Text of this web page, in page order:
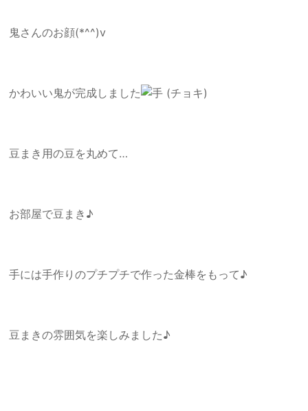
鬼さんのお顔(*^^)v
かわいい鬼が完成しました
豆まき用の豆を丸めて…
お部屋で豆まき♪
手には手作りのプチプチで作った金棒をもって♪
豆まきの雰囲気を楽しみました♪